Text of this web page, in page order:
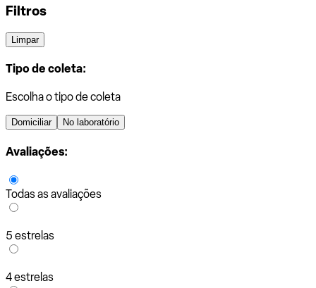
Filtros
Limpar
Tipo de coleta:
Escolha o tipo de coleta
Domiciliar No laboratório
Avaliações:
Todas as avaliações
5 estrelas
4 estrelas